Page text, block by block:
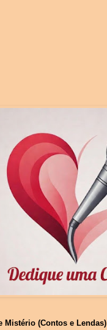
Mistério (Contos e Lendas)